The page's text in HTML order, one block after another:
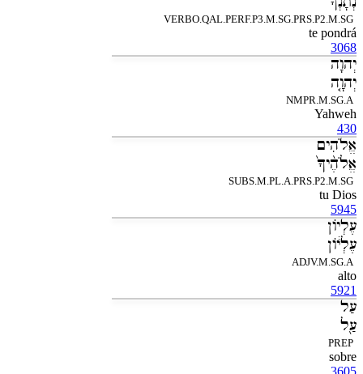
VERBO.QAL.PERF.P3.M.SG.PRS.P2.M.SG
te pondrá
3068
יְהוָה
יְהוָ֤ה
NMPR.M.SG.A
Yahweh
430
אֱלֹהִים
אֱלֹהֶ֨יךָ֙
SUBS.M.PL.A.PRS.P2.M.SG
tu Dios
5945
עֶלְיֹון
עֶלְיֹ֔ון
ADJV.M.SG.A
alto
5921
עַל
עַ֖ל
PREP
sobre